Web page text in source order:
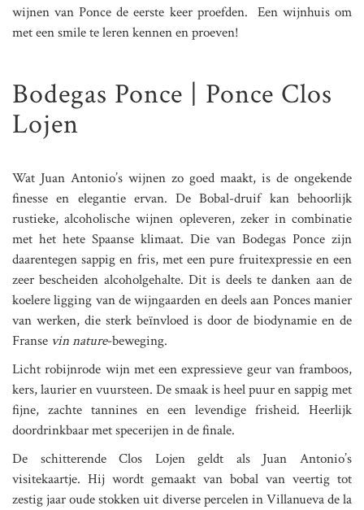
wijnen van Ponce de eerste keer proefden. Een wijnhuis om
met een smile te leren kennen en proeven!
Bodegas Ponce | Ponce Clos
Lojen
Wat Juan Antonio’s wijnen zo goed maakt, is de ongekende
finesse en elegantie ervan. De Bobal-druif kan behoorlijk
rustieke, alcoholische wijnen opleveren, zeker in combinatie
met het hete Spaanse klimaat. Die van Bodegas Ponce zijn
daarentegen sappig en fris, met een pure fruitexpressie en een
zeer bescheiden alcoholgehalte. Dit is deels te danken aan de
koelere ligging van de wijngaarden en deels aan Ponces manier
van werken, die sterk beïnvloed is door de biodynamie en de
Franse vin nature-beweging.
Licht robijnrode wijn met een expressieve geur van framboos,
kers, laurier en vuursteen. De smaak is heel puur en sappig met
fijne, zachte tannines en een levendige frisheid. Heerlijk
doordrinkbaar met specerijen in de finale.
De schitterende Clos Lojen geldt als Juan Antonio’s
visitekaartje. Hij wordt gemaakt van bobal van veertig tot
zestig jaar oude stokken uit diverse percelen in Villanueva de la